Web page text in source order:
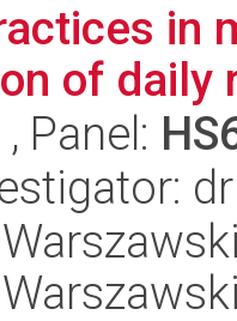
in
of daily
, Panel: